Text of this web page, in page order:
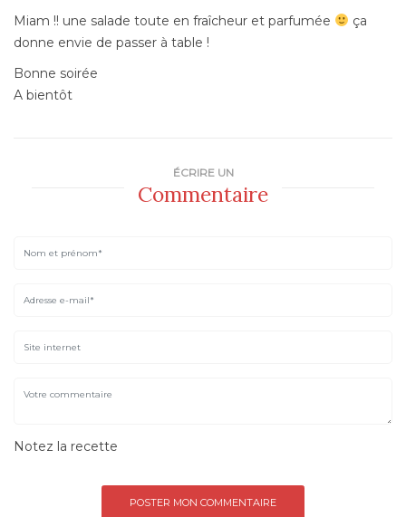
Miam !! une salade toute en fraîcheur et parfumée
ça
donne envie de passer à table !
Bonne soirée
A bientôt
ÉCRIRE UN
Commentaire
Notez la recette